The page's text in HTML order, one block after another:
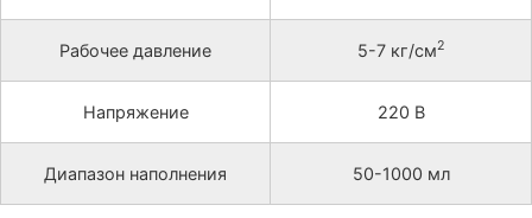
Рабочее давление 5-7 кг/см2
Напряжение 220 В
Диапазон наполнения 50-1000 мл